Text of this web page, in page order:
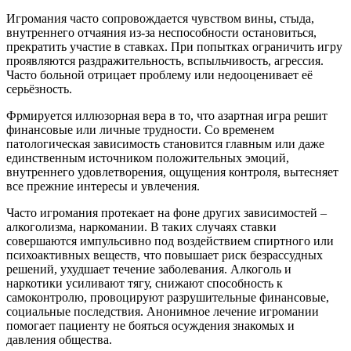
Игромания часто сопровождается чувством вины, стыда,
внутреннего отчаяния из-за неспособности остановиться,
прекратить участие в ставках. При попытках ограничить игру
проявляются раздражительность, вспыльчивость, агрессия.
Часто больной отрицает проблему или недооценивает её
серьёзность.
Фрмируется иллюзорная вера в то, что азартная игра решит
финансовые или личные трудности. Со временем
патологическая зависимость становится главным или даже
единственным источником положительных эмоций,
внутреннего удовлетворения, ощущения контроля, вытесняет
все прежние интересы и увлечения.
Часто игромания протекает на фоне других зависимостей –
алкоголизма, наркомании. В таких случаях ставки
совершаются импульсивно под воздействием спиртного или
психоактивных веществ, что повышает риск безрассудных
решений, ухудшает течение заболевания. Алкоголь и
наркотики усиливают тягу, снижают способность к
самоконтролю, провоцируют разрушительные финансовые,
социальные последствия. Анонимное лечение игромании
помогает пациенту не бояться осуждения знакомых и
давления общества.